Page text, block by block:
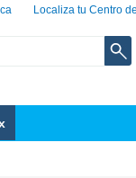
Localiza tu Centro